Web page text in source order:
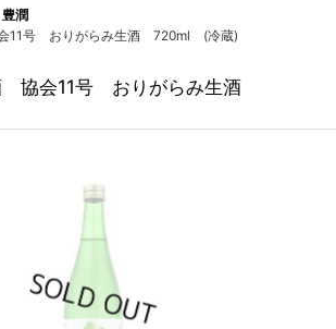
豊潤
11号 おりがらみ生酒 720ml (冷蔵)
協会11号 おりがらみ生酒